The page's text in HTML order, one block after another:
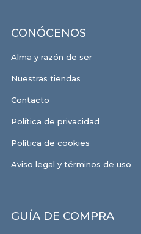
CONÓCENOS
Alma y razón de ser
Nuestras tiendas
Contacto
Política de privacidad
Política de cookies
Aviso legal y términos de uso
GUÍA DE COMPRA